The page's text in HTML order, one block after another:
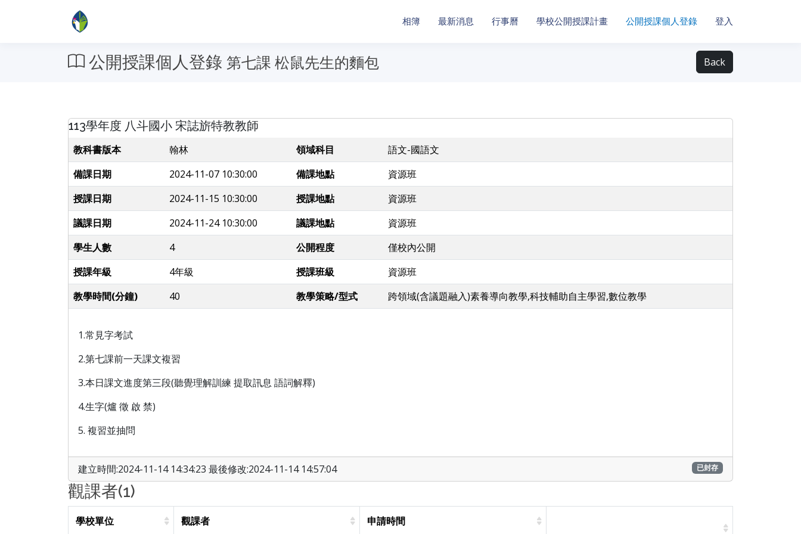
相簿 最新消息 行事曆 學校公開授課計畫 公開授課個人登錄 登入
公開授課個人登錄 第七課 松鼠先生的麵包 Back
113學年度 八斗國小 宋誌旂特教教師
教科書版本 翰林 領域科目
語文-國語文
備課日期
2024-11-07 10:30:00 備課地點
資源班
授課日期
2024-11-15 10:30:00 授課地點
資源班
議課日期
2024-11-24 10:30:00 議課地點
資源班
學生人數
4 公開程度
僅校內公開
授課年級
4年級 授課班級
資源班
教學時間(分鐘)
40 教學策略/型式 跨領域(含議題融入)素養導向教學,科技輔助自主學習,數位教學
1.常見字考試
2.第七課前一天課文複習
3.本日課文進度第三段(聽覺理解訓練 提取訊息 語詞解釋)
4.生字(爐 徵 啟 禁)
5. 複習並抽問
建立時間:2024-11-14 14:34:23 最後修改:2024-11-14 14:57:04 已封存
觀課者(1)
學校單位 觀課者 申請時間